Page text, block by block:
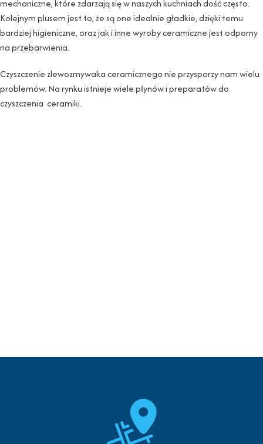
mechaniczne, które zdarzają się w naszych kuchniach dość często.
Kolejnym plusem jest to, że są one idealnie gładkie, dzięki temu
bardziej higieniczne, oraz jak i inne wyroby ceramiczne jest odporny
na przebarwienia.
Czyszczenie zlewozmywaka ceramicznego nie przysporzy nam wielu
problemów. Na rynku istnieje wiele płynów i preparatów do
czyszczenia ceramiki.